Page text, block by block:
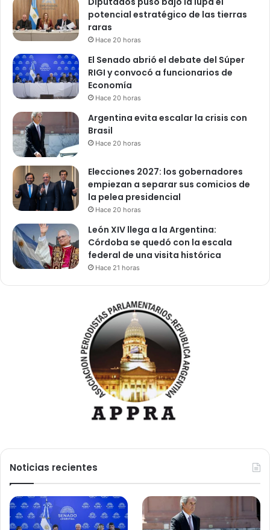
potencial estratégico de las tierras
raras
Hace 20 horas
El Senado abrió el debate del Súper
RIGI y convocó a funcionarios de
Economía
Hace 20 horas
Argentina evita escalar la crisis con
Brasil
Hace 20 horas
Elecciones 2027: los gobernadores
empiezan a separar sus comicios de
la pelea presidencial
Hace 20 horas
León XIV llega a la Argentina:
Córdoba se quedó con la escala
federal de una visita histórica
Hace 21 horas
Noticias recientes